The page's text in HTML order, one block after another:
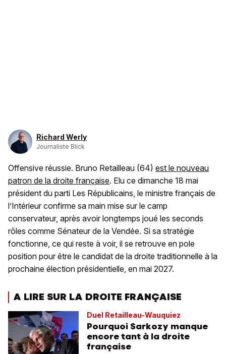
Richard Werly
Journaliste Blick
Offensive réussie. Bruno Retailleau (64) est le nouveau
patron de la droite française. Elu ce dimanche 18 mai
président du parti Les Républicains, le ministre français de
l’Intérieur confirme sa main mise sur le camp
conservateur, après avoir longtemps joué les seconds
rôles comme Sénateur de la Vendée. Si sa stratégie
fonctionne, ce qui reste à voir, il se retrouve en pole
position pour être le candidat de la droite traditionnelle à la
prochaine élection présidentielle, en mai 2027.
A LIRE SUR LA DROITE FRANÇAISE
Duel Retailleau-Wauquiez
Pourquoi Sarkozy manque
encore tant à la droite
française